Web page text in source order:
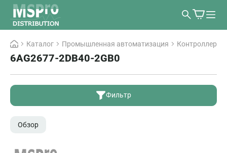
Каталог Промышленная автоматизация Контроллеры
6AG2677-2DB40-2GB0
Фильтр
Обзор